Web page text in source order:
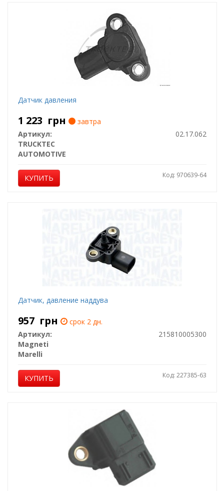
Датчик давления
1 223 грн
завтра
Артикул:
02.17.062
TRUCKTEC
AUTOMOTIVE
КУПИТЬ Код: 970639-64
Датчик, давление наддува
957 грн
срок 2 дн.
Артикул:
215810005300
Magneti
Marelli
КУПИТЬ Код: 227385-63